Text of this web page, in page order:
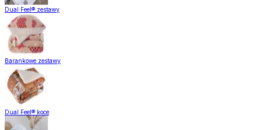
Dual Feel® zestawy
Barankowe zestawy
Dual Feel® koce